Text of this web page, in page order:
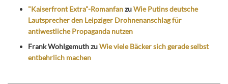
"Kaiserfront Extra"-RomanfanzuWie Putins deutsche
Lautsprecher den Leipziger Drohnenanschlag für
antiwestliche Propaganda nutzen
Frank WohlgemuthzuWie viele Bäcker sich gerade selbst
entbehrlich machen